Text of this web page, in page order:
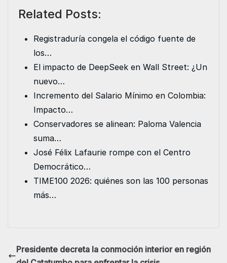
c
o
o
k
i
e
r
a
n
d
n
A
p
n
e
Related Posts:
Registraduría congela el código fuente de
los…
El impacto de DeepSeek en Wall Street: ¿Un
nuevo…
Incremento del Salario Mínimo en Colombia:
Impacto…
Conservadores se alinean: Paloma Valencia
suma…
José Félix Lafaurie rompe con el Centro
Democrático…
TIME100 2026: quiénes son las 100 personas
más…
Presidente decreta la conmoción interior en región